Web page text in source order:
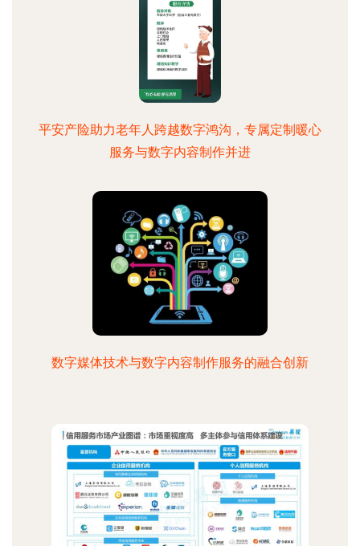
平安产险助力老年人跨越数字鸿沟，专属定制暖心
服务与数字内容制作并进
数字媒体技术与数字内容制作服务的融合创新